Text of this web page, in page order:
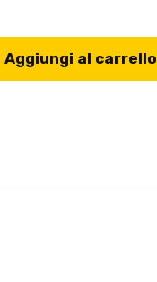
Aggiungi al carrello